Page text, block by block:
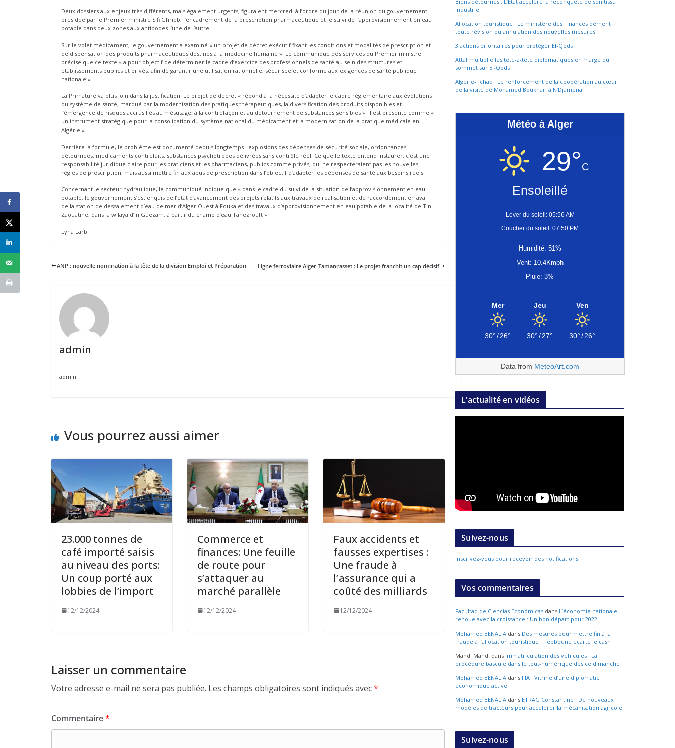
Deux dossiers aux enjeux très différents, mais également urgents, figuraient mercredi à l’ordre du jour de la réunion du gouvernement
présidée par le Premier ministre Sifi Ghrieb, l’encadrement de la prescription pharmaceutique et le suivi de l’approvisionnement en eau
potable dans deux zones aux antipodes l’une de l’autre.
Sur le volet médicament, le gouvernement a examiné « un projet de décret exécutif fixant les conditions et modalités de prescription et
de dispensation des produits pharmaceutiques destinés à la médecine humaine ». Le communiqué des services du Premier ministre
précise que ce texte « a pour objectif de déterminer le cadre d’exercice des professionnels de santé au sein des structures et
établissements publics et privés, afin de garantir une utilisation rationnelle, sécurisée et conforme aux exigences de santé publique
nationale ».
La Primature va plus loin dans la justification. Le projet de décret « répond à la nécessité d’adapter le cadre réglementaire aux évolutions
du système de santé, marqué par la modernisation des pratiques thérapeutiques, la diversification des produits disponibles et
l’émergence de risques accrus liés au mésusage, à la contrefaçon et au détournement de substances sensibles ». Il est présenté comme «
un instrument stratégique pour la consolidation du système national du médicament et la modernisation de la pratique médicale en
Algérie ».
Derrière la formule, le problème est documenté depuis longtemps : explosions des dépenses de sécurité sociale, ordonnances
détournées, médicaments contrefaits, substances psychotropes délivrées sans contrôle réel. Ce que le texte entend instaurer, c’est une
responsabilité juridique claire pour les praticiens et les pharmaciens, publics comme privés, qui ne respecteraient pas les nouvelles
règles de prescription, mais aussi mettre fin aux abus de prescription dans l’objectif d’adapter les dépenses de santé aux besoins réels.
Concernant le secteur hydraulique, le communiqué indique que « dans le cadre du suivi de la situation de l’approvisionnement en eau
potable, le gouvernement s’est enquis de l’état d’avancement des projets relatifs aux travaux de réalisation et de raccordement en aval
de la station de dessalement d’eau de mer d’Alger Ouest à Fouka et des travaux d’approvisionnement en eau potable de la localité de Tin
Zaouatine, dans la wilaya d’In Guezam, à partir du champ d’eau Tanezrouft ».
Lyna Larbi
ANP : nouvelle nomination à la tête de la division Emploi et Préparation Ligne ferroviaire Alger-Tamanrasset : Le projet franchit un cap décisif
admin
admin
Vous pourrez aussi aimer
23.000 tonnes de
café importé saisis
au niveau des ports:
Un coup porté aux
lobbies de l’import
12/12/2024
Commerce et
finances: Une feuille
de route pour
s’attaquer au
marché parallèle
12/12/2024
Faux accidents et
fausses expertises :
Une fraude à
l’assurance qui a
coûté des milliards
12/12/2024
Laisser un commentaire
Votre adresse e-mail ne sera pas publiée. Les champs obligatoires sont indiqués avec*
Commentaire*
industriel
Allocation touristique : Le ministère des Finances dément
toute révision ou annulation des nouvelles mesures
3 actions prioritaires pour protéger El-Qods
Attaf multiplie les tête-à-tête diplomatiques en marge du
sommet sur El-Qods
Algérie-Tchad : Le renforcement de la coopération au cœur
de la visite de Mohamed Boukhari à N’Djamena
Météo à Alger
29°C
Ensoleillé
Lever du soleil: 05:56 AM
Coucher du soleil: 07:50 PM
Humidité: 51%
Vent: 10.4Kmph
Pluie: 3%
Mer
30°/26°
Jeu
30°/27°
Ven
30°/26°
Data from MeteoArt.com
L’actualité en vidéos
Suivez-nous
Inscrivez-vous pour recevoir des notifications
Vos commentaires
Facultad de Ciencias Económicas dans L’économie nationale
renoue avec la croissance : Un bon départ pour 2022
Mohamed BENALIA dans Des mesures pour mettre fin à la
fraude à l’allocation touristique : Tebboune écarte le cash !
Mahdi Mahdi dans Immatriculation des véhicules : La
procédure bascule dans le tout-numérique dès ce dimanche
Mohamed BENALIA dans FIA : Vitrine d’une diplomatie
économique active
Mohamed BENALIA dans ETRAG Constantine : De nouveaux
modèles de tracteurs pour accélérer la mécanisation agricole
Suivez-nous